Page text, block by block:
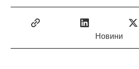
Новини